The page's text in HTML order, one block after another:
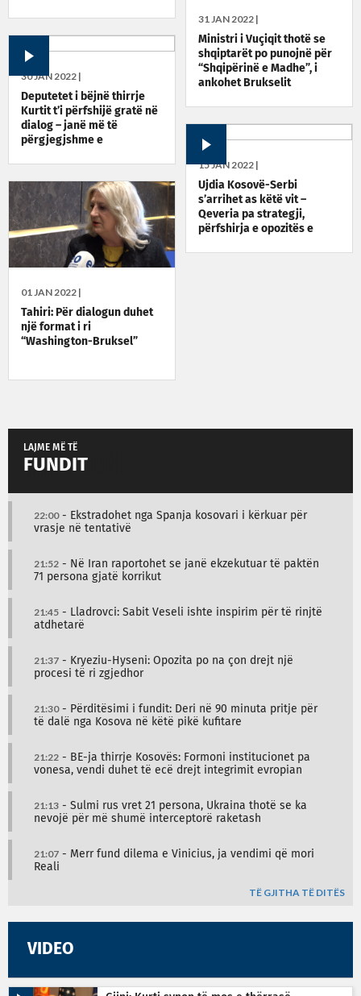
31 JAN 2022 |
Ministri i Vuçiqit thotë se
shqiptarët po punojnë për
“Shqipërinë e Madhe”, i
ankohet Brukselit
30 JAN 2022 |
Deputetet i bëjnë thirrje
Kurtit t’i përfshijë gratë në
dialog – janë më të
përgjegjshme e
15 JAN 2022 |
Ujdia Kosovë-Serbi
s’arrihet as këtë vit –
Qeveria pa strategji,
përfshirja e opozitës e
01 JAN 2022 |
Tahiri: Për dialogun duhet
një format i ri
“Washington-Bruksel”
LAJME MË TË
FUNDIT
22:00- Ekstradohet nga Spanja kosovari i kërkuar për
vrasje në tentativë
21:52 - Në Iran raportohet se janë ekzekutuar të paktën
71 persona gjatë korrikut
21:45 - Lladrovci: Sabit Veseli ishte inspirim për të rinjtë
atdhetarë
21:37 - Kryeziu-Hyseni: Opozita po na çon drejt një
procesi të ri zgjedhor
21:30- Përditësimi i fundit: Deri në 90 minuta pritje për
të dalë nga Kosova në këtë pikë kufitare
21:22 - BE-ja thirrje Kosovës: Formoni institucionet pa
vonesa, vendi duhet të ecë drejt integrimit evropian
21:13 - Sulmi rus vret 21 persona, Ukraina thotë se ka
nevojë për më shumë interceptorë raketash
21:07 - Merr fund dilema e Vinicius, ja vendimi që mori
Reali
TË GJITHA TË DITËS
VIDEO